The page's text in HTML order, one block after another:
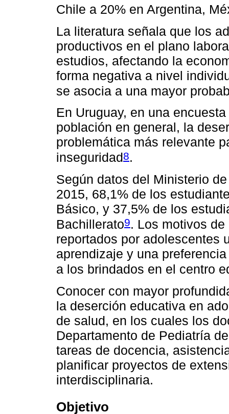
Chile a 20% en Argentina,
La literatura señala que los
productivos en el plano
estudios, afectando la
forma negativa a nivel
se asocia a una mayor
En Uruguay, en una
población en general, la
problemática más relevante
inseguridad8.
Según datos del Ministerio
2015, 68,1% de los
Básico, y 37,5% de los
Bachillerato9. Los motivos
reportados por adolescentes
aprendizaje y una
a los brindados en el centro
Conocer con mayor
la deserción educativa en
de salud, en los cuales los
Departamento de Pediatría
tareas de docencia,
planificar proyectos de
interdisciplinaria.
Objetivo